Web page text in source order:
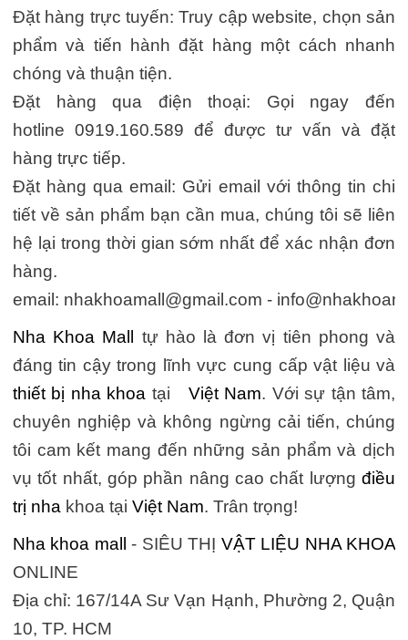
Đặt hàng trực tuyến: Truy cập website, chọn sản
phẩm và tiến hành đặt hàng một cách nhanh
chóng và thuận tiện.
Đặt hàng qua điện thoại: Gọi ngay đến
hotline 0919.160.589 để được tư vấn và đặt
hàng trực tiếp.
Đặt hàng qua email: Gửi email với thông tin chi
tiết về sản phẩm bạn cần mua, chúng tôi sẽ liên
hệ lại trong thời gian sớm nhất để xác nhận đơn
hàng.
email: nhakhoamall@gmail.com -
Nha Khoa Mall
tự hào là đơn vị tiên phong và
đáng tin cậy trong lĩnh vực cung cấp vật liệu và
thiết bị nha khoa tại Việt Nam. Với sự tận tâm,
chuyên nghiệp và không ngừng cải tiến, chúng
tôi cam kết mang đến những sản phẩm và dịch
vụ tốt nhất, góp phần nâng cao chất lượngđiều
trị nha khoa tại Việt Nam. Trân trọng!
Nha khoa mall
- SIÊU THỊ VẬT LIỆU NHA KHOA
ONLINE
Địa chỉ: 167/14A Sư Vạn Hạnh, Phường 2, Quận
10, TP. HCM